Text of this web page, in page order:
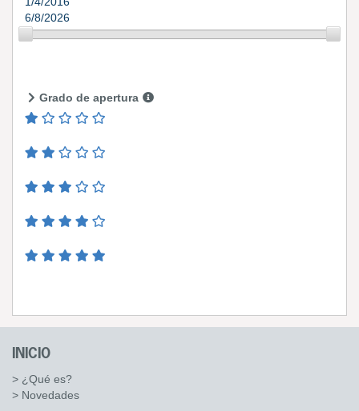
6/8/2026
Grado de apertura
INICIO
> ¿Qué es?
> Novedades